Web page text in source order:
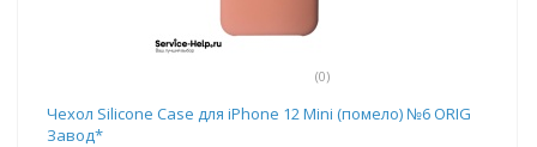
(0)
Чехол Silicone Case для iPhone 12 Mini (помело) №6 ORIG
Завод*